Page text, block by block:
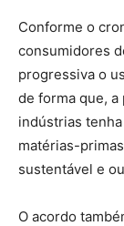
Conforme o
consumidores
progressiva o
de forma que,
indústrias
matérias-
sustentável e
O acordo